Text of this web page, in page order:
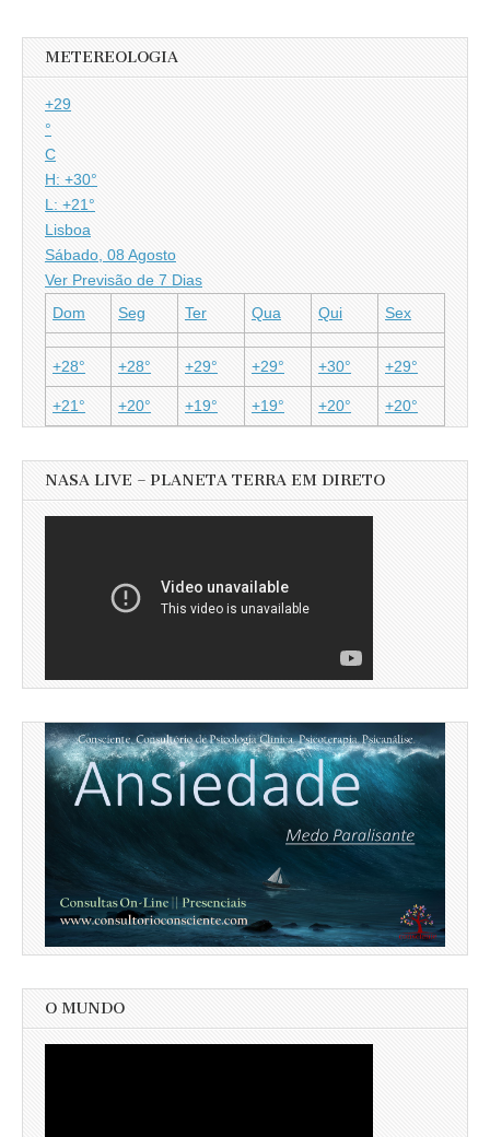
METEREOLOGIA
+29
°
C
H: +30°
L: +21°
Lisboa
Sábado, 08 Agosto
Ver Previsão de 7 Dias
Dom
Seg Ter Qua Qui Sex
+28° +28° +29° +29° +30° +29°
+21° +20° +19° +19° +20° +20°
NASA LIVE – PLANETA TERRA EM DIRETO
O MUNDO